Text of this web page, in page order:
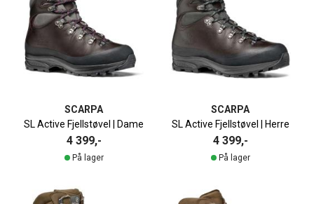
SCARPA
SL Active Fjellstøvel | Dame
4 399,-
På lager
SCARPA
SL Active Fjellstøvel | Herre
4 399,-
På lager